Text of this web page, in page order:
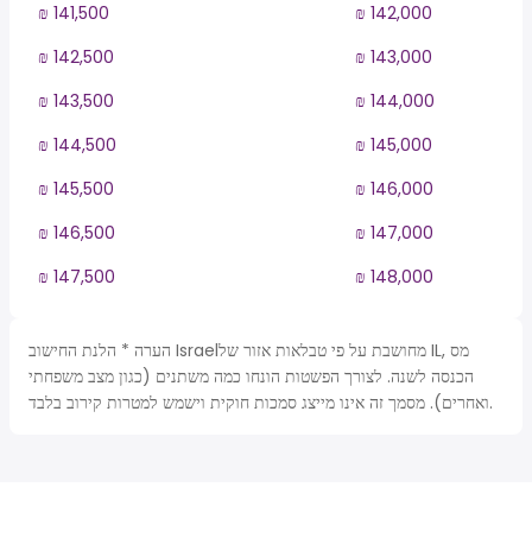
₪ 141,500
₪ 142,000
₪ 142,500
₪ 143,000
₪ 143,500
₪ 144,000
₪ 144,500
₪ 145,000
₪ 145,500
₪ 146,000
₪ 146,500
₪ 147,000
₪ 147,500
₪ 148,000
הערה * הלנת החישוב Israelמחושבת על פי טבלאות אזור של IL, מס
הכנסה לשנה. לצורך הפשטות הונחו כמה משתנים (כגון מצב משפחתי
ואחרים). מסמך זה אינו מייצג סמכות חוקית וישמש למטרות קירוב בלבד.